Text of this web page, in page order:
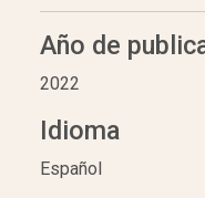
Año de
2022
Idioma
Español